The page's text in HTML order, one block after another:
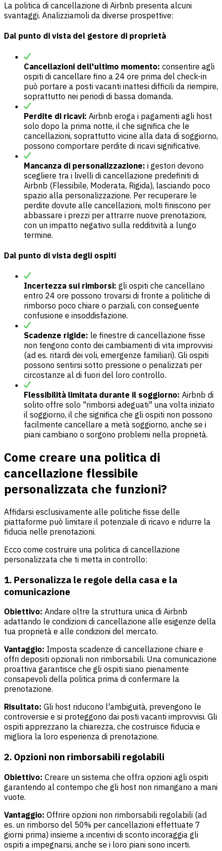
La politica di cancellazione di Airbnb presenta alcuni
svantaggi. Analizziamoli da diverse prospettive:
Dal punto di vista del gestore di proprietà
Cancellazioni dell'ultimo momento: consentire agli
ospiti di cancellare fino a 24 ore prima del check-in
può portare a posti vacanti inattesi difficili da riempire,
soprattutto nei periodi di bassa domanda.
Perdite di ricavi: Airbnb eroga i pagamenti agli host
solo dopo la prima notte, il che significa che le
cancellazioni, soprattutto vicine alla data di soggiorno,
possono comportare perdite di ricavi significative.
Mancanza di personalizzazione: i gestori devono
scegliere tra i livelli di cancellazione predefiniti di
Airbnb (Flessibile, Moderata, Rigida), lasciando poco
spazio alla personalizzazione. Per recuperare le
perdite dovute alle cancellazioni, molti finiscono per
abbassare i prezzi per attrarre nuove prenotazioni,
con un impatto negativo sulla redditività a lungo
termine.
Dal punto di vista degli ospiti
Incertezza sui rimborsi: gli ospiti che cancellano
entro 24 ore possono trovarsi di fronte a politiche di
rimborso poco chiare o parziali, con conseguente
confusione e insoddisfazione.
Scadenze rigide: le finestre di cancellazione fisse
non tengono conto dei cambiamenti di vita improvvisi
(ad es. ritardi dei voli, emergenze familiari). Gli ospiti
possono sentirsi sotto pressione o penalizzati per
circostanze al di fuori del loro controllo.
Flessibilità limitata durante il soggiorno: Airbnb di
solito offre solo "rimborsi adeguati" una volta iniziato
il soggiorno, il che significa che gli ospiti non possono
facilmente cancellare a metà soggiorno, anche se i
piani cambiano o sorgono problemi nella proprietà.
Come creare una politica di
cancellazione flessibile
personalizzata che funzioni?
Affidarsi esclusivamente alle politiche fisse delle
piattaforme può limitare il potenziale di ricavo e ridurre la
fiducia nelle prenotazioni.
Ecco come costruire una politica di cancellazione
personalizzata che ti metta in controllo:
1. Personalizza le regole della casa e la
comunicazione
Obiettivo: Andare oltre la struttura unica di Airbnb
adattando le condizioni di cancellazione alle esigenze della
tua proprietà e alle condizioni del mercato.
Vantaggio: Imposta scadenze di cancellazione chiare e
offri depositi opzionali non rimborsabili. Una comunicazione
proattiva garantisce che gli ospiti siano pienamente
consapevoli della politica prima di confermare la
prenotazione.
Risultato: Gli host riducono l'ambiguità, prevengono le
controversie e si proteggono dai posti vacanti improvvisi. Gli
ospiti apprezzano la chiarezza, che costruisce fiducia e
migliora la loro esperienza di prenotazione.
2. Opzioni non rimborsabili regolabili
Obiettivo: Creare un sistema che offra opzioni agli ospiti
garantendo al contempo che gli host non rimangano a mani
vuote.
Vantaggio: Offrire opzioni non rimborsabili regolabili (ad
es. un rimborso del 50% per cancellazioni effettuate 7
giorni prima) insieme a incentivi di sconto incoraggia gli
ospiti a impegnarsi, anche se i loro piani sono incerti.